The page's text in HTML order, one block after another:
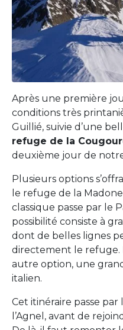
Après une première
conditions très
Guillié, suivie d’une
refuge de la
deuxième jour de
Plusieurs options
le refuge de la
classique passe par le
possibilité consiste à
dont de belles lignes
directement le refuge.
autre option, une
italien.
Cet itinéraire passe
l’Agnel, avant de